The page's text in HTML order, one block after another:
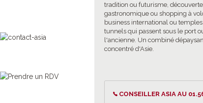
tradition ou futurisme, découverte
gastronomique ou shopping à
business international ou
tunnels qui passent sous le port
l'ancienne. Un combiné
concentré d'Asie.
CONSEILLER ASIA AU